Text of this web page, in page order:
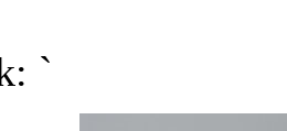
`